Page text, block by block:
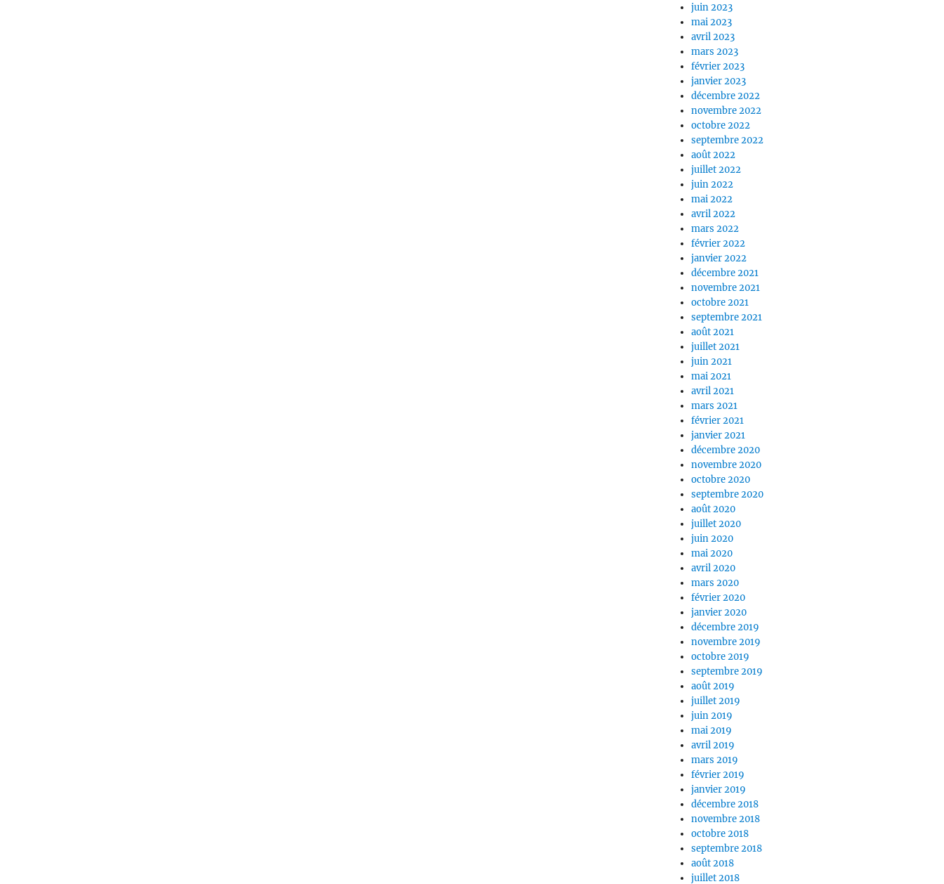
juin 2023
mai 2023
avril 2023
mars 2023
février 2023
janvier 2023
décembre 2022
novembre 2022
octobre 2022
septembre 2022
août 2022
juillet 2022
juin 2022
mai 2022
avril 2022
mars 2022
février 2022
janvier 2022
décembre 2021
novembre 2021
octobre 2021
septembre 2021
août 2021
juillet 2021
juin 2021
mai 2021
avril 2021
mars 2021
février 2021
janvier 2021
décembre 2020
novembre 2020
octobre 2020
septembre 2020
août 2020
juillet 2020
juin 2020
mai 2020
avril 2020
mars 2020
février 2020
janvier 2020
décembre 2019
novembre 2019
octobre 2019
septembre 2019
août 2019
juillet 2019
juin 2019
mai 2019
avril 2019
mars 2019
février 2019
janvier 2019
décembre 2018
novembre 2018
octobre 2018
septembre 2018
août 2018
juillet 2018